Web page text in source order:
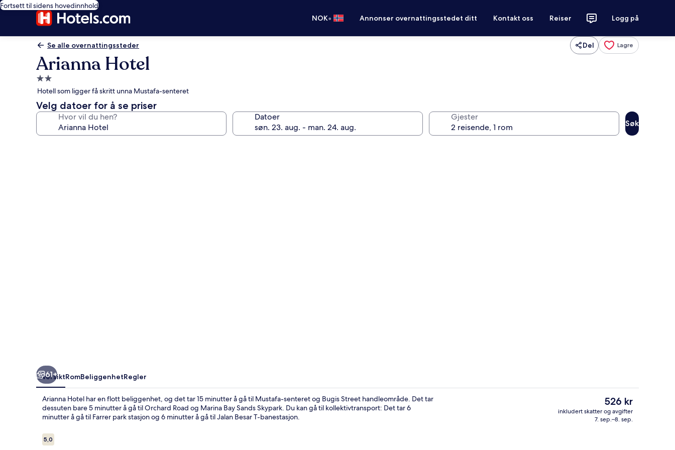
Fortsett til sidens hovedinnhold
NOK• Annonser overnattingsstedet ditt Kontakt oss Reiser Logg på
Se alle overnattingssteder Del Lagre
Arianna Hotel
Overnattingssted
med
2.0
stjerner
Hotell som ligger få skritt unna Mustafa-senteret
Velg datoer for å se priser
Hvor vil du hen? Datoer Gjester
Søk
61+
OversiktRomBeliggenhetRegler
Arianna Hotel har en flott beliggenhet, og det tar 15 minutter å gå til Mustafa-senteret og Bugis Street handleområde. Det tar
dessuten bare 5 minutter å gå til Orchard Road og Marina Bay Sands Skypark. Du kan gå til kollektivtransport: Det tar 6
minutter å gå til Farrer park stasjon og 6 minutter å gå til Jalan Besar T-banestasjon.
Anmeldelser
5,05,0 av 10 –
Den
nåværende
prisen
526 kr
inkludert skatter og avgifter
7. sep.–8. sep.